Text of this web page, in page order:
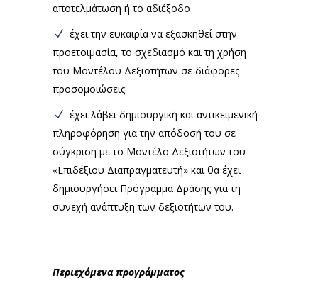
αποτελμάτωση ή το αδιέξοδο
έχει την ευκαιρία να εξασκηθεί στην
προετοιμασία, το σχεδιασμό και τη χρήση
του Μοντέλου Δεξιοτήτων σε διάφορες
προσομοιώσεις
έχει λάβει δημιουργική και αντικειμενική
πληροφόρηση για την απόδοσή του σε
σύγκριση με το Μοντέλο Δεξιοτήτων του
«Επιδέξιου Διαπραγματευτή» και θα έχει
δημιουργήσει Πρόγραμμα Δράσης για τη
συνεχή ανάπτυξη των δεξιοτήτων του.
Περιεχόμενα προγράμματος